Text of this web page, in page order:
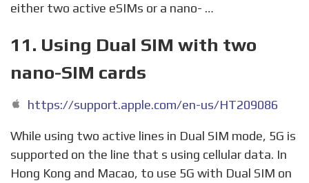
either two active eSIMs or a nano- …
11. Using Dual SIM with two
nano-SIM cards
https://support.apple.com/en-us/HT209086
While using two active lines in Dual SIM mode, 5G is
supported on the line that s using cellular data. In
Hong Kong and Macao, to use 5G with Dual SIM on